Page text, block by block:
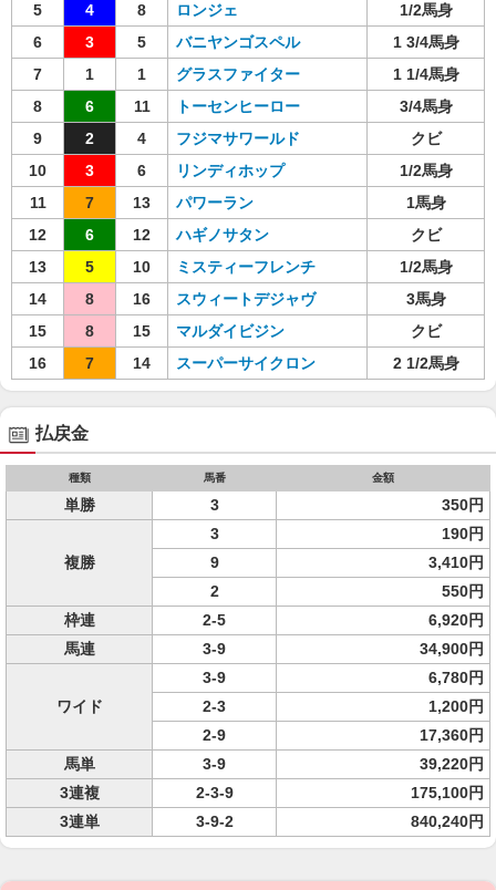
5
4 8 ロンジェ
1/2馬身
6
3 5 バニヤンゴスペル
1 3/4馬身
7
1 1 グラスファイター
1 1/4馬身
8
6 11 トーセンヒーロー
3/4馬身
9
2 4 フジマサワールド
クビ
10
3 6 リンディホップ
1/2馬身
11
7 13 パワーラン
1馬身
12
6 12 ハギノサタン
クビ
13
5 10 ミスティーフレンチ
1/2馬身
14
8 16 スウィートデジャヴ
3馬身
15
8 15 マルダイビジン
クビ
16
7 14 スーパーサイクロン 2 1/2馬身
払戻金
種類 馬番 金額
単勝 3 350円
複勝
3
190円
9
3,410円
2
550円
枠連
2-5
6,920円
馬連
3-9 34,900円
ワイド
3-9
6,780円
2-3
1,200円
2-9
17,360円
馬単
3-9
39,220円
3連複
2-3-9
175,100円
3連単
3-9-2 840,240円